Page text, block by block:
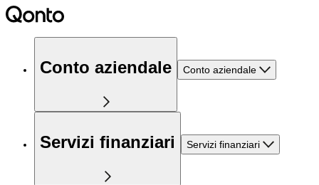
Conto aziendale Conto aziendale
Servizi finanziari Servizi finanziari